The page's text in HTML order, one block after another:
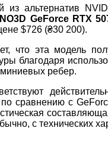
альтернатив
GeForce RTX
$726 (₴30 200).
что эта модель
благодаря
ребер.
сравнению с
с технических